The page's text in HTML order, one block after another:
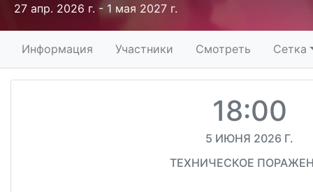
27 апр. 2026 г. - 1 мая 2027 г.
Информация Участники Смотреть Сетка
18:00
5 ИЮНЯ 2026 Г.
ТЕХНИЧЕСКОЕ